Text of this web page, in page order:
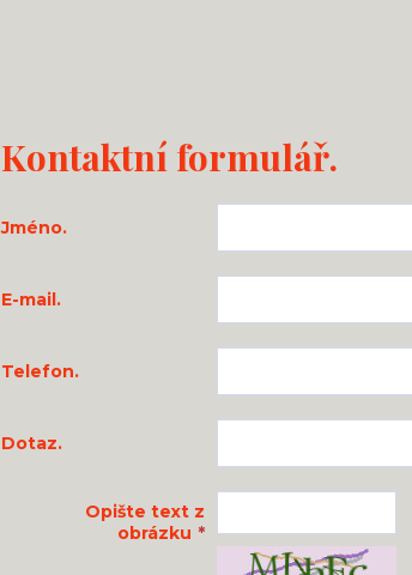
Kontaktní formulář.
Jméno.
E-mail.
Telefon.
Dotaz.
Opište text z
obrázku *